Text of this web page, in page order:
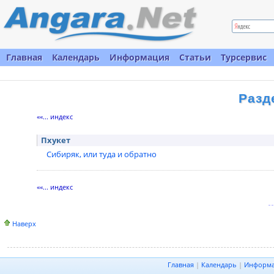
Главная Календарь Информация Статьи Турсервис
««... индекс
Пхукет
Сибиряк, или туда и обратно
««... индекс
Наверх
Главная | Календарь |